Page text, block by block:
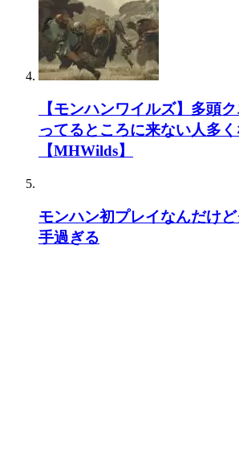
【モンハンワイルズ】多頭
ってるところに来ない人多く
【MHWilds】
モンハン初プレイなんだけ
手過ぎる